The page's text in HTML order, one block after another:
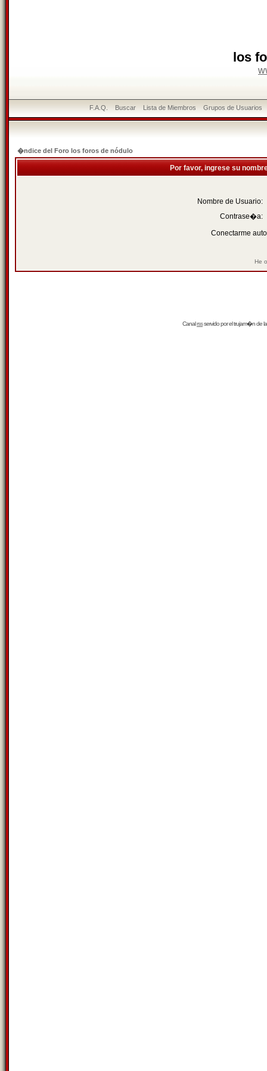
los
F.A.Q. Buscar Lista de Miembros Grupos de Usuarios
�ndice del Foro los foros de nódulo
Por favor, ingrese su
Nombre de Usuario:
Contrase�a:
Conectarme
He
Canalrssservido por eltrujam�nde